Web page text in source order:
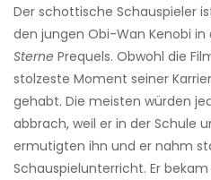
Der schottische Schauspieler
den jungen Obi-Wan Kenobi in
Sterne Prequels. Obwohl die
stolzeste Moment seiner
gehabt. Die meisten würden
abbrach, weil er in der Schule
ermutigten ihn und er nahm
Schauspielunterricht. Er